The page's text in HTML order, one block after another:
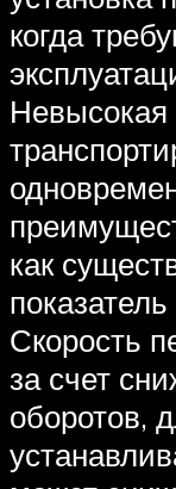
когда
Невысокая
как
Скорость
за счет
оборотов,